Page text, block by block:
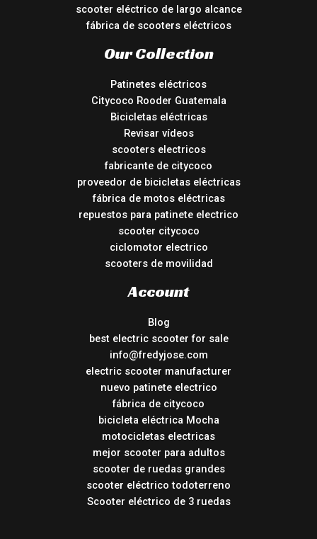
scooter eléctrico de largo alcance
fábrica de scooters eléctricos
Our Collection
Patinetes eléctricos
Citycoco Rooder Guatemala
Bicicletas eléctricas
Revisar vídeos
scooters electricos
fabricante de citycoco
proveedor de bicicletas eléctricas
fábrica de motos eléctricas
repuestos para patinete electrico
scooter citycoco
ciclomotor electrico
scooters de movilidad
Account
Blog
best electric scooter for sale
info@fredyjose.com
electric scooter manufacturer
nuevo patinete electrico
fábrica de citycoco
bicicleta eléctrica Mocha
motocicletas electricas
mejor scooter para adultos
scooter de ruedas grandes
scooter eléctrico todoterreno
Scooter eléctrico de 3 ruedas